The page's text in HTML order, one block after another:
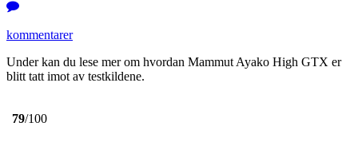
kommentarer
Under kan du lese mer om hvordan Mammut Ayako High GTX er
blitt tatt imot av testkildene.
79/100